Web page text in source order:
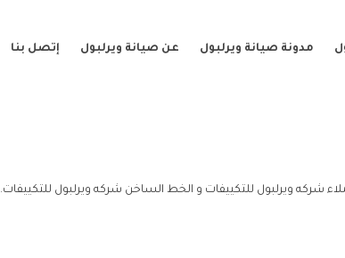
مدونة صيانة ويرلبول عن صيانة ويرلبول إتصل بنا
شركه ويرلبول للتكييفات و الخط الساخن شركه ويرلبول للتكييفات.